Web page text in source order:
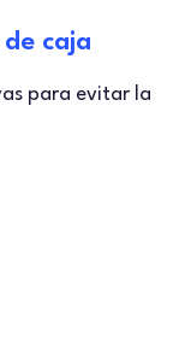
caja
para evitar la